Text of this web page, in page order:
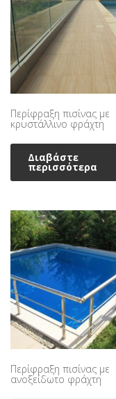
Περίφραξη πισίνας με
κρυστάλλινο φράχτη
Διαβάστε
περισσότερα
Περίφραξη πισίνας με
ανοξείδωτο φράχτη